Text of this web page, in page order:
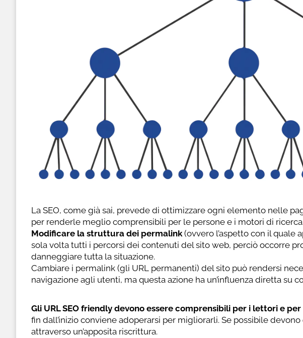
La SEO, come già sai, prevede di ottimizzare ogni elemento nelle
per renderle meglio comprensibili per le persone e i motori di ricerca.
Modificare la struttura dei permalink (ovvero l’aspetto con il quale
sola volta tutti i percorsi dei contenuti del sito web, perciò occorre
danneggiare tutta la situazione.
Cambiare i permalink (gli URL permanenti) del sito può rendersi
navigazione agli utenti, ma questa azione ha un’influenza diretta su
Gli URL SEO friendly devono essere comprensibili per i lettori e
fin dall’inizio conviene adoperarsi per migliorarli. Se possibile
attraverso un’apposita riscrittura.